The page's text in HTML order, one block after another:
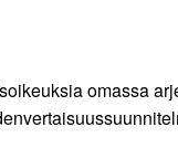
omassa